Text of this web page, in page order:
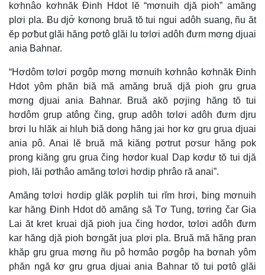
kơhnâo kơhnăk Đinh Hdot lĕ “mơnuih djă pioh” amăng
plơi pla. Ƀu djơ̆ kơnong bruă tŏ tui ngui adôh suang, ñu ăt
ĕp pơƀut glăi hăng pơtô glăi lu tơlơi adôh đưm mơng djuai
ania Bahnar.
“Hơdôm tơlơi pơgôp mơng mơnuih kơhnâo kơhnăk Đinh
Hdot yôm phăn biă mă amăng bruă djă pioh gru grua
mơng djuai ania Bahnar. Bruă akŏ pơjing hăng tŏ tui
hơdôm grup atông čing, grup adôh tơlơi adôh đưm djru
brơi lu hlăk ai hluh ƀiă dong hăng jai hor kơ gru grua djuai
ania pô. Anai lĕ bruă mă kiăng pơtrut pơsur hăng pok
prong kiăng gru grua čing hơdor kual Dap kơdư tŏ tui djă
pioh, lăi pơthâo amăng tơlơi hơdip phrâo ră anai”.
Amăng tơlơi hơdip glăk pơplih tui rĭm hrơi, ƀing mơnuih
kar hăng Đinh Hdot dŏ amăng să Tơ Tung, tơring čar Gia
Lai ăt kret kruai djă pioh jua čing hơdor, tơlơi adôh đưm
kar hăng djă pioh bơngăt jua plơi pla. Bruă mă hăng pran
khăp gru grua mơng ñu pô hơmâo pơgôp ha bơnah yôm
phăn ngă kơ gru grua djuai ania Bahnar tŏ tui pơtô glăi